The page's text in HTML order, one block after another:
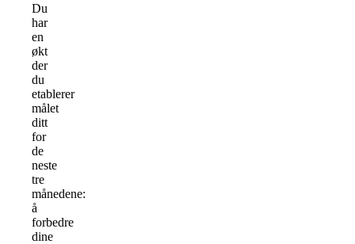
Du
har
en
økt
der
du
etablerer
målet
ditt
for
de
neste
tre
månedene:
å
forbedre
dine